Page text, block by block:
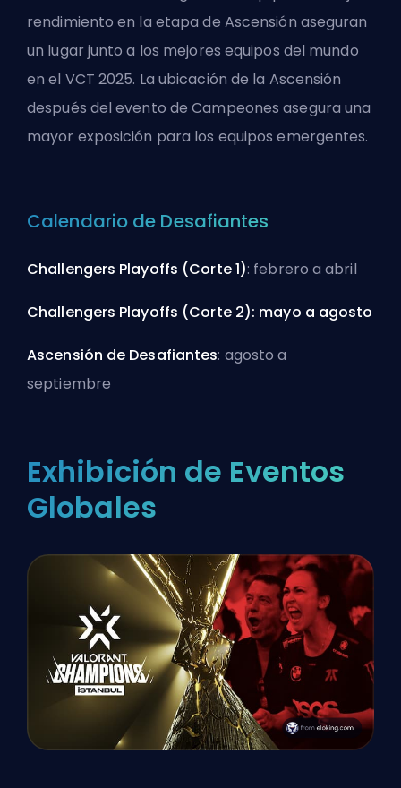
rendimiento en la etapa de Ascensión aseguran
un lugar junto a los mejores equipos del mundo
en el VCT 2025. La ubicación de la Ascensión
después del evento de Campeones asegura una
mayor exposición para los equipos emergentes.
Calendario de Desafiantes
Challengers Playoffs (Corte 1): febrero a abril
Challengers Playoffs (Corte 2): mayo a agosto
Ascensión de Desafiantes: agosto a
septiembre
Exhibición de Eventos
Globales